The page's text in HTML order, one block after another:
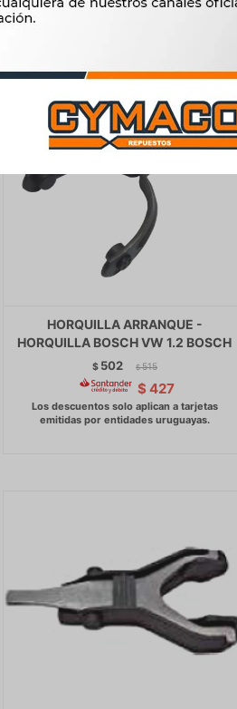
HORQUILLA ARRANQUE -
HORQUILLA BOSCH VW 1.2 BOSCH
$ 502 $ 515
$ 427